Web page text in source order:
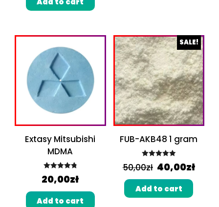
Extasy Mitsubishi
MDMA
Rated 4.89
out of 5
20,00zł
Add to cart
SALE!
FUB-AKB48 1 gram
Rated5.00
50,00zł 40,00zł
Add to cart